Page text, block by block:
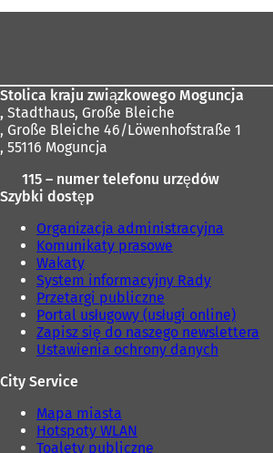
Stolica kraju związkowego Moguncja
, Stadthaus, Große Bleiche
, Große Bleiche 46/Löwenhofstraße 1
, 55116 Moguncja
115 – numer telefonu urzędów
Szybki dostęp
Organizacja administracyjna
Komunikaty prasowe
Wakaty
System informacyjny Rady
Przetargi publiczne
Portal usługowy (usługi online)
Zapisz się do naszego newslettera
Ustawienia ochrony danych
City Service
Mapa miasta
Hotspoty WLAN
Toalety publiczne